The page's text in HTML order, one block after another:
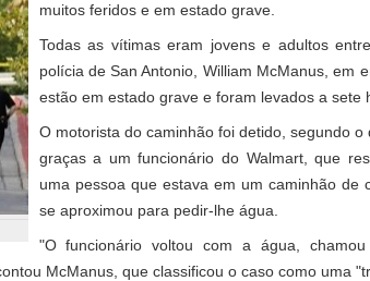
muitos feridos e em estado grave.
Todas as vítimas eram jovens e adultos
polícia de San Antonio, William McManus, em
estão em estado grave e foram levados a sete
O motorista do caminhão foi detido, segundo
graças a um funcionário do Walmart, que
uma pessoa que estava em um caminhão de
se aproximou para pedir-lhe água.
"O funcionário voltou com a água,
McManus, que classificou o caso como uma